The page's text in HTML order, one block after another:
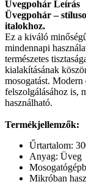
Üvegpohár Leírás
Üvegpohár –
italokhoz.
Ez a kiváló
mindennapi
természetes
kialakításának
mosogatást.
felszolgálásához is,
használható.
Termékjellemzők:
Űrtartalom:
Anyag: Üveg
Mikróban